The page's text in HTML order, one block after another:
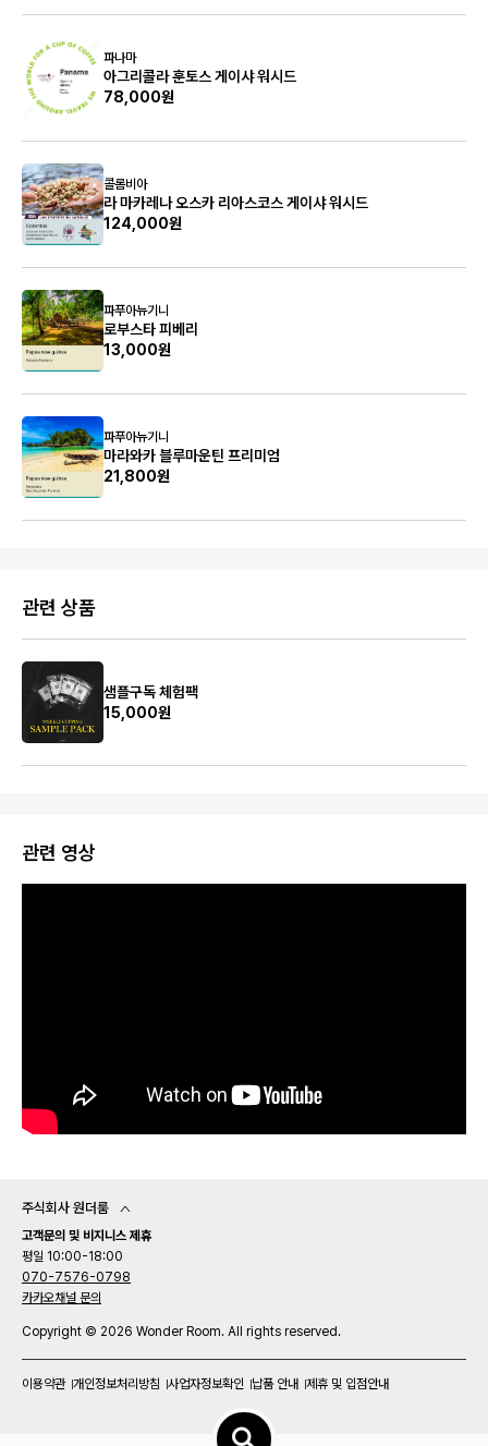
파나마
아그리콜라 훈토스 게이샤 워시드
78,000원
콜롬비아
라 마카레나 오스카 리아스코스 게이샤 워시드
124,000원
파푸아뉴기니
로부스타 피베리
13,000원
파푸아뉴기니
마라와카 블루마운틴 프리미엄
21,800원
관련 상품
샘플구독 체험팩
15,000원
관련 영상
주식회사 원더룸
고객문의 및 비지니스 제휴
평일 10:00-18:00
070-7576-0798
카카오채널 문의
Copyright © 2026 Wonder Room. All rights reserved.
이용약관 개인정보처리방침 사업자정보확인 납품 안내 제휴 및 입점안내